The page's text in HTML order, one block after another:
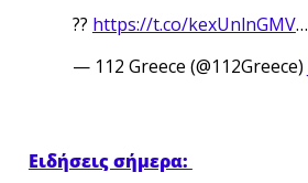
?? https://t.co/kexUnlnGMV…
— 112 Greece (@112Greece)
Ειδήσεις σήμερα: